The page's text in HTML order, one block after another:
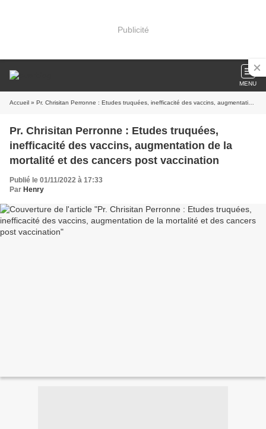
Publicité
MENU
Accueil » Pr. Chrisitan Perronne : Etudes truquées, inefficacité des vaccins, augmentation de la mortalité et des cancers post vaccination
Pr. Chrisitan Perronne : Etudes truquées,
inefficacité des vaccins, augmentation de la
mortalité et des cancers post vaccination
Publié le 01/11/2022 à 17:33
Par Henry